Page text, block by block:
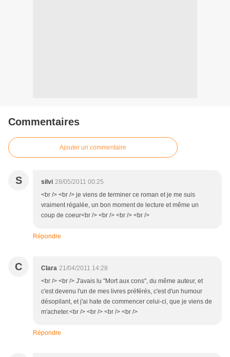
Commentaires
Ajouter un commentaire
S silvi 28/05/2011 00:25
<br /> <br /> je viens de terminer ce roman et je me suis
vraiment régalée, un bon moment de lecture et même un
coup de coeur<br /> <br /> <br /> <br />
Répondre
C Clara 21/04/2011 14:28
<br /> <br /> J'avais lu "Mort aux cons", du même auteur, et
c'est devenu l'un de mes livres préférés, c'est d'un humour
désopilant, et j'ai hate de commencer celui-ci, que je viens de
m'acheter.<br /> <br /> <br /> <br />
Répondre